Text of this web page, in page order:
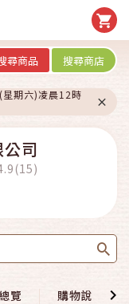
尋商品 搜尋商店
期六)凌晨12時
司
覽 購物說明